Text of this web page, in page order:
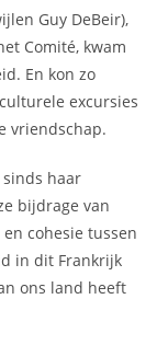
Guy DeBeir),
Comité, kwam
En kon zo
excursies
vriendschap.
haar
bijdrage van
cohesie tussen
in dit Frankrijk
ons land heeft